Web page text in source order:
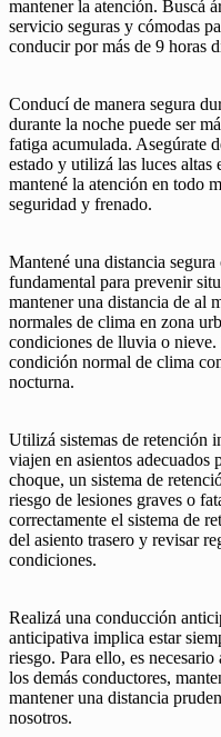
mantener la atención. Buscá
servicio seguras y cómodas
conducir por más de 9 horas
Conducí de manera segura
durante la noche puede ser
fatiga acumulada. Asegúrate
estado y utilizá las luces altas
mantené la atención en todo
seguridad y frenado.
Mantené una distancia
fundamental para prevenir
mantener una distancia de al
normales de clima en zona
condiciones de lluvia o
condición normal de clima
nocturna.
Utilizá sistemas de retención
viajen en asientos adecuados
choque, un sistema de
riesgo de lesiones graves o
correctamente el sistema de
del asiento trasero y revisar
condiciones.
Realizá una conducción
anticipativa implica estar
riesgo. Para ello, es
los demás conductores,
mantener una distancia
nosotros.